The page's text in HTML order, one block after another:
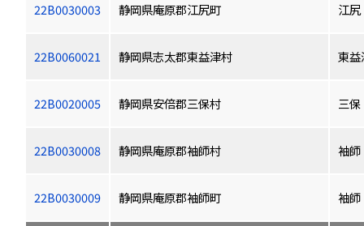
22B0030003 静岡県庵原郡江尻町 江尻
22B0060021 静岡県志太郡東益津村 東益
22B0020005 静岡県安倍郡三保村 三保
22B0030008 静岡県庵原郡袖師村 袖師
22B0030009 静岡県庵原郡袖師町 袖師